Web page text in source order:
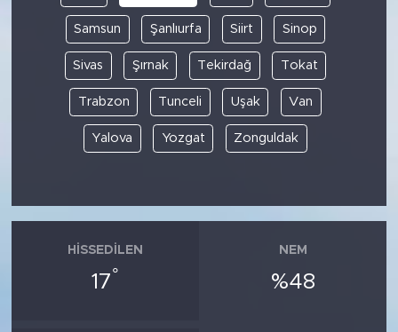
Samsun Şanlıurfa Siirt Sinop
Sivas Şırnak Tekirdağ Tokat
Trabzon Tunceli Uşak Van
Yalova Yozgat Zonguldak
HISSEDILEN
17°
NEM
%48